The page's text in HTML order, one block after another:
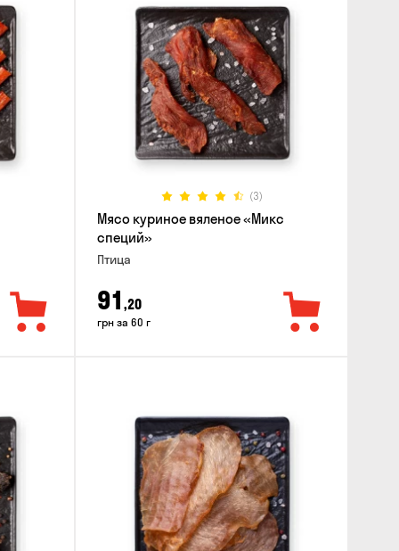
(3)
Мясо куриное вяленое «Микс
специй»
Птица
91 ,20
грн за 60 г